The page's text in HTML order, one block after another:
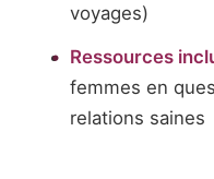
voyages)
Ressources
femmes en
relations saines